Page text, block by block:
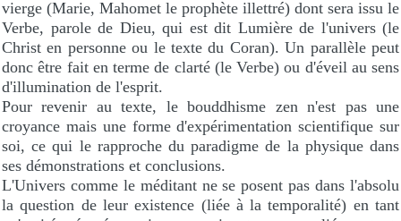
vierge (Marie, Mahomet le prophète illettré) dont sera issu le
Verbe, parole de Dieu, qui est dit Lumière de l'univers (le
Christ en personne ou le texte du Coran). Un parallèle peut
donc être fait en terme de clarté (le Verbe) ou d'éveil au sens
d'illumination de l'esprit.
Pour revenir au texte, le bouddhisme zen n'est pas une
croyance mais une forme d'expérimentation scientifique sur
soi, ce qui le rapproche du paradigme de la physique dans
ses démonstrations et conclusions.
L'Univers comme le méditant ne se posent pas dans l'absolu
la question de leur existence (liée à la temporalité) en tant